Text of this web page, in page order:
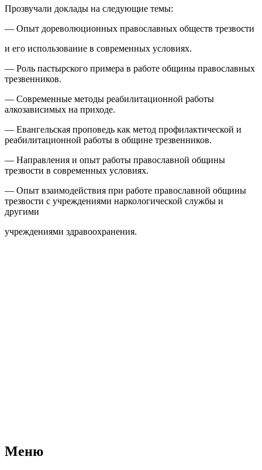
Прозвучали доклады на следующие темы:
— Опыт дореволюционных православных обществ трезвости
и его использование в современных условиях.
— Роль пастырского примера в работе общины православных
трезвенников.
— Современные методы реабилитационной работы
алкозависимых на приходе.
— Евангельская проповедь как метод профилактической и
реабилитационной работы в общине трезвенников.
— Направления и опыт работы православной общины
трезвости в современных условиях.
— Опыт взаимодействия при работе православной общины
трезвости с учреждениями наркологической службы и
другими
учреждениями здравоохранения.
Меню